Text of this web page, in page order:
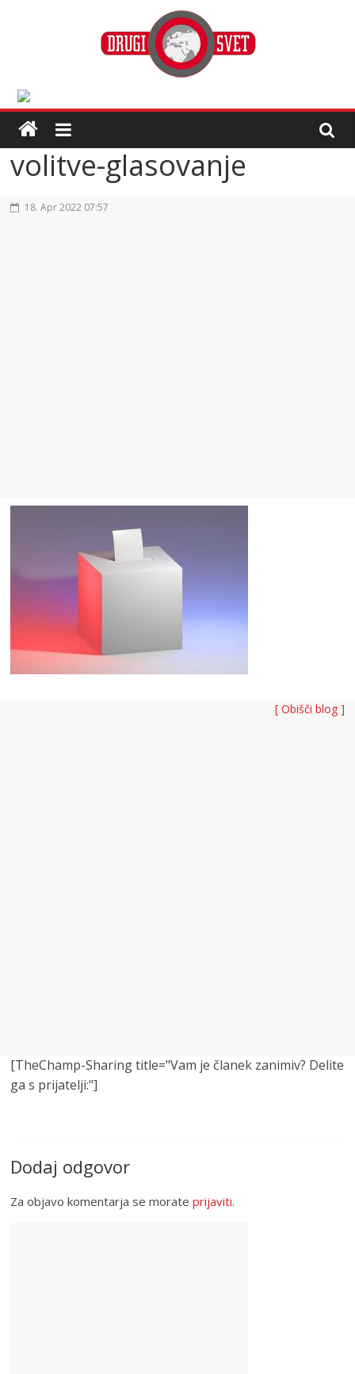
volitve-glasovanje
18. Apr 2022 07:57
[ Obišči blog ]
[TheChamp-Sharing title="Vam je članek zanimiv? Delite
ga s prijatelji:"]
Dodaj odgovor
Za objavo komentarja se morateprijaviti.